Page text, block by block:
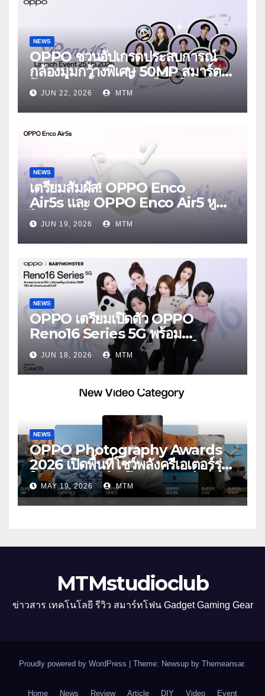
NEWS
OPPO ชวนอัปเกรดประสบการณ์
กล้องมุมกว้างพิเศษ 50MP สมาร์ต
โฟนเพื่อนซี้ เทรนดี้ทุกช็อต ใน
งาน OPPO Reno16 Series 5G
Launch Event 25 มิถุนายนนี้
JUN 22, 2026 MTM
NEWS
เตรียมสัมผัส! OPPO Enco
Air5s และ OPPO Enco Air5 หูฟัง
ไร้สายรุ่นใหม่ล่าสุด มาพร้อมระบบ
ตัดเสียงรบกวน เบาสบายเหมือนไม่ได้
ใส่
JUN 19, 2026 MTM
NEWS
OPPO เตรียมเปิดตัว OPPO
Reno16 Series 5G พร้อม
ประกาศ BABYMONSTER ใน
ฐานะ Reno Girls ชวนสัมผัส
ประสบการณ์ถ่ายภาพมุมกว้างพิเศษที่
อัปเกรดไปอีกขั้น กับ 4 สี 4 เทรนดี้
JUN 18, 2026 MTM
NEWS
OPPO Photography Awards
2026 เปิดพื้นที่โชว์พลังครีเอเตอร์รุ่น
ใหม่ รับเทรนด์วิดีโอคอนเทนต์ เพิ่ม
หมวด “Super Video” ครั้งแรก
MAY 19, 2026 MTM
MTMstudioclub
ข่าวสาร เทคโนโลยี รีวิว สมาร์ทโฟน Gadget Gaming Gear
Proudly powered by WordPress Theme: Newsup by Themeansar.
Home News Review Article DIY Video Event